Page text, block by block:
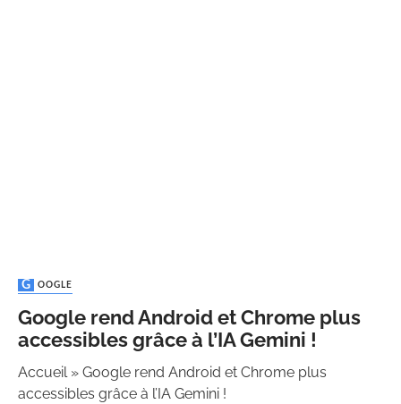
GOOGLE
Google rend Android et Chrome plus
accessibles grâce à l’IA Gemini !
Accueil» Google rend Android et Chrome plus
accessibles grâce à l’IA Gemini !